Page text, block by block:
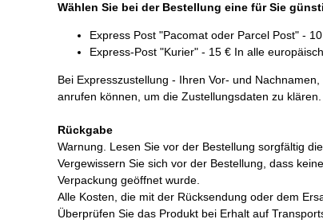
Wählen Sie bei der Bestellung eine für Sie
Express Post "Pacomat oder Parcel Post" -
Express-Post "Kurier" - 15 € In alle
Bei Expresszustellung - Ihren Vor- und
anrufen können, um die Zustellungsdaten zu
Rückgabe
Warnung. Lesen Sie vor der Bestellung sorgfältig
Vergewissern Sie sich vor der Bestellung, dass
Verpackung geöffnet wurde.
Alle Kosten, die mit der Rücksendung oder dem
Überprüfen Sie das Produkt bei Erhalt auf